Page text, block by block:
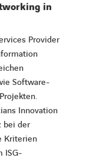
in
Provider
Software-
Innovation
bei der
Kriterien
ISG-